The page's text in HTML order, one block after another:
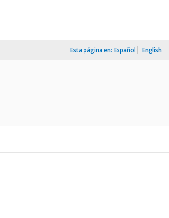
Esta página en: Español English